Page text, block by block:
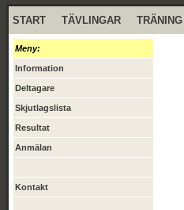
START TÄVLINGAR TRÄNING
Meny:
Information
Deltagare
Skjutlagslista
Resultat
Anmälan
Kontakt